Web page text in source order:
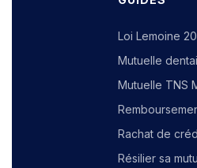
Loi Lemoine
Mutuelle
Mutuelle TNS
Rachat de
Résilier sa